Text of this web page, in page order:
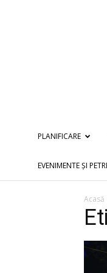
PLANIFICARE
EVENIMENTE ȘI
Acasă